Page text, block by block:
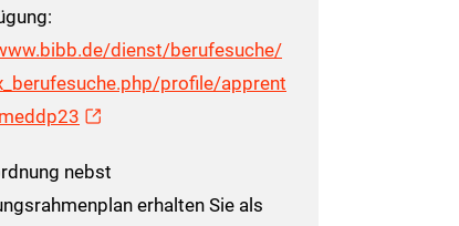
dienst/berufesuche/
profile/apprent
nebst
erhalten Sie als